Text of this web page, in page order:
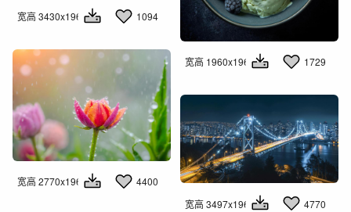
宽高 1960x1960 1729
宽高 3430x1960 1094
宽高 2770x1960
4400
宽高 3497x1960
4770